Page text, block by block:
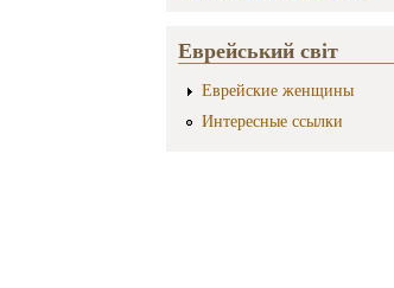
Еврейський світ
Еврейские женщины
Интересные ссылки